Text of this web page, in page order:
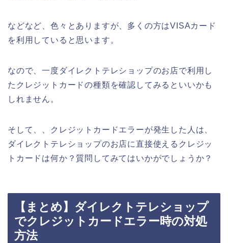
などなど、色々とありますが、多くの方はVISAカード
を利用していると思います。
なので、一度ダイレクトテレショップのお店で利用し
たクレジットカードの種類を確認してみるといいかも
しれません。
そして、、クレジットカードエラーが発生した人は、
ダイレクトテレショップのお店に直接使えるクレジッ
トカードは何か？質問してみてはいかがでしょうか？
【まとめ】ダイレクトテレショップ
でクレジットカードエラー時の対処
方法